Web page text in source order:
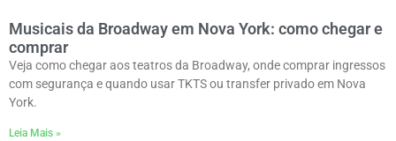
Musicais da Broadway em Nova York: como chegar e
comprar
Veja como chegar aos teatros da Broadway, onde comprar ingressos
com segurança e quando usar TKTS ou transfer privado em Nova
York.
Leia Mais »